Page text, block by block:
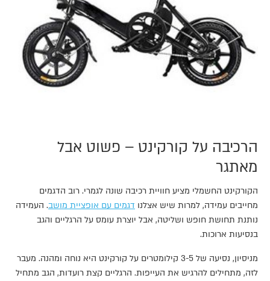
הרכיבה על קורקינט – פשוט אבל
מאתגר
הקורקינט החשמלי מציע חוויית רכיבה שונה לגמרי. רוב הדגמים
מחייבים עמידה, למרות שיש אצלנו דגמים עם אופציית מושב. העמידה
נותנת תחושת חופש ושליטה, אבל יוצרת עומס על הרגליים והגב
בנסיעות ארוכות.
מניסיון, נסיעה של 3-5 קילומטרים על קורקינט היא נוחה ומהנה. מעבר
לזה, מתחילים להרגיש את העייפות. הרגליים קצת רועדות, הגב מתחיל